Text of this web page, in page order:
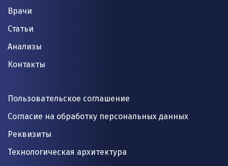
Врачи
Статьи
Анализы
Контакты
Пользовательское соглашение
Согласие на обработку персональных данных
Реквизиты
Технологическая архитектура